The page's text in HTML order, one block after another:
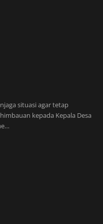
situasi agar tetap
kepada Kepala Desa